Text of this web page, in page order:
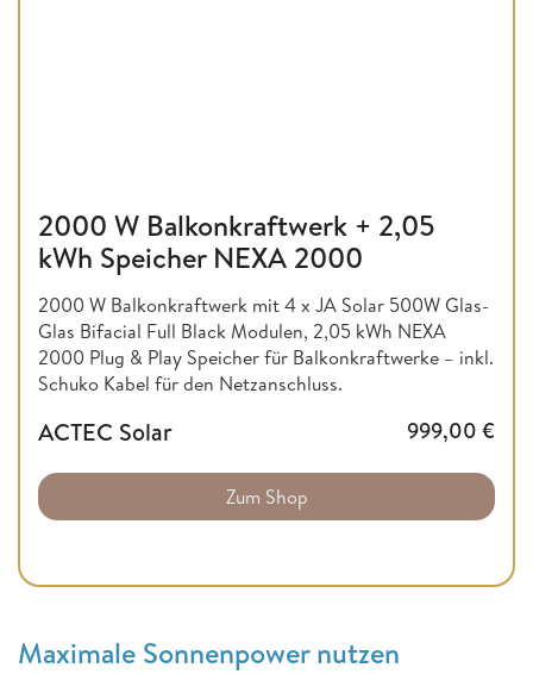
2000 W Balkonkraftwerk + 2,05
kWh Speicher NEXA 2000
2000 W Balkonkraftwerk mit 4 x JA Solar 500W Glas-
Glas Bifacial Full Black Modulen, 2,05 kWh NEXA
2000 Plug & Play Speicher für Balkonkraftwerke – inkl.
Schuko Kabel für den Netzanschluss.
ACTEC Solar 999,00 €
Zum Shop
Maximale Sonnenpower nutzen